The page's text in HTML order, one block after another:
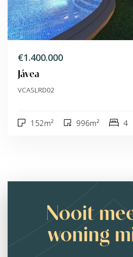
€1.400.000
Jávea
VCASLRD02
152m² 996m² 4
Nooit
woning